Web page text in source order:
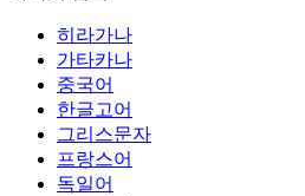
히라가나
가타카나
중국어
한글고어
그리스문자
프랑스어
독일어